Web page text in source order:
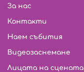
За нас
Контакти
Наем събития
Видеозаснемане
Лицата на сцената